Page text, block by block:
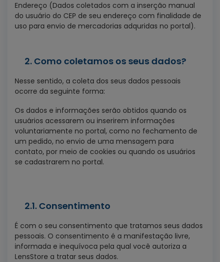
Endereço (Dados coletados com a inserção manual
do usuário do CEP de seu endereço com finalidade de
uso para envio de mercadorias adquridas no portal).
2. Como coletamos os seus dados?
Nesse sentido, a coleta dos seus dados pessoais
ocorre da seguinte forma:
Os dados e informações serão obtidos quando os
usuários acessarem ou inserirem informações
voluntariamente no portal, como no fechamento de
um pedido, no envio de uma mensagem para
contato, por meio de cookies ou quando os usuários
se cadastrarem no portal.
2.1. Consentimento
É com o seu consentimento que tratamos seus dados
pessoais. O consentimento é a manifestação livre,
informada e inequívoca pela qual você autoriza a
LensStore a tratar seus dados.